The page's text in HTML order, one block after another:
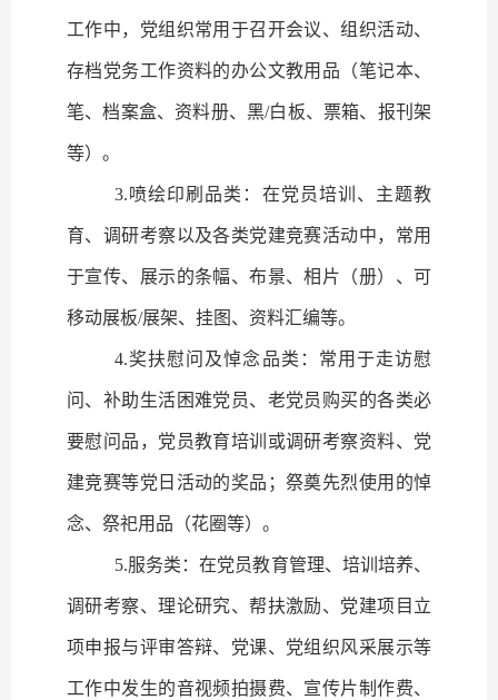
工作中，党组织常用于召开会议、组织活动、
存档党务工作资料的办公文教用品（笔记本、
笔、档案盒、资料册、黑/白板、票箱、报刊架
等）。
3.喷绘印刷品类：在党员培训、主题教
育、调研考察以及各类党建竞赛活动中，常用
于宣传、展示的条幅、布景、相片（册）、可
移动展板/展架、挂图、资料汇编等。
4.奖扶慰问及悼念品类：常用于走访慰
问、补助生活困难党员、老党员购买的各类必
要慰问品，党员教育培训或调研考察资料、党
建竞赛等党日活动的奖品；祭奠先烈使用的悼
念、祭祀用品（花圈等）。
5.服务类：在党员教育管理、培训培养、
调研考察、理论研究、帮扶激励、党建项目立
项申报与评审答辩、党课、党组织风采展示等
工作中发生的音视频拍摄费、宣传片制作费、